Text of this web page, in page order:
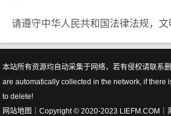
请遵守中华人民共和国法律法规，文
本站所有资源均自动采集于网络，若有侵权请联系
are automatically collected in the network, if there
to delete!
网站地图
｜Copyright © 2020-2023 LIEFM.COM｜